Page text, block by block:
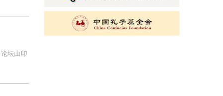
坛由印